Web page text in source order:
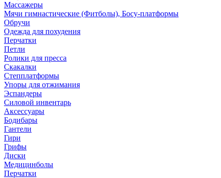
Массажеры
Мячи гимнастические (Фитболы), Босу-платформы
Обручи
Одежда для похудения
Перчатки
Петли
Ролики для пресса
Скакалки
Степплатформы
Упоры для отжимания
Эспандеры
Силовой инвентарь
Аксессуары
Бодибары
Гантели
Гири
Грифы
Диски
Медицинболы
Перчатки